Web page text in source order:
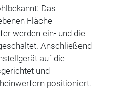
Das
Fläche
werden ein- und die
Anschließend
auf die
und
positioniert.